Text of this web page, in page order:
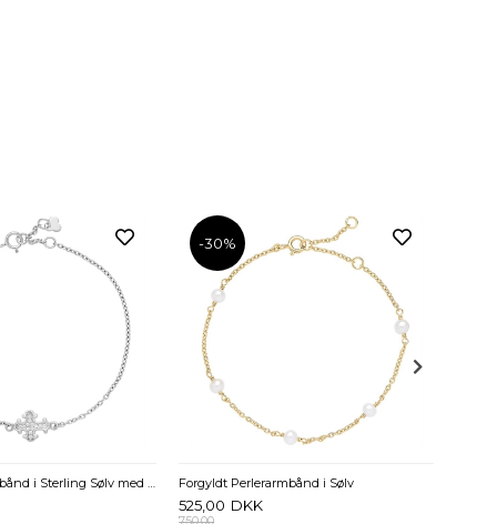
Dagmarkors armbånd i Sterling Sølv med zirkonia - 14 til 16 cm
-30%
Forgyldt Perlerarmbånd i Sølv
525,00 DKK
750,00